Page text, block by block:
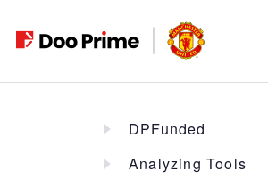
DPFunded
Analyzing Tools